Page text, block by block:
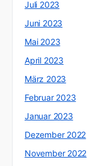
Juli 2023
Juni 2023
Mai 2023
April 2023
März 2023
Februar 2023
Januar 2023
Dezember 2022
November 2022